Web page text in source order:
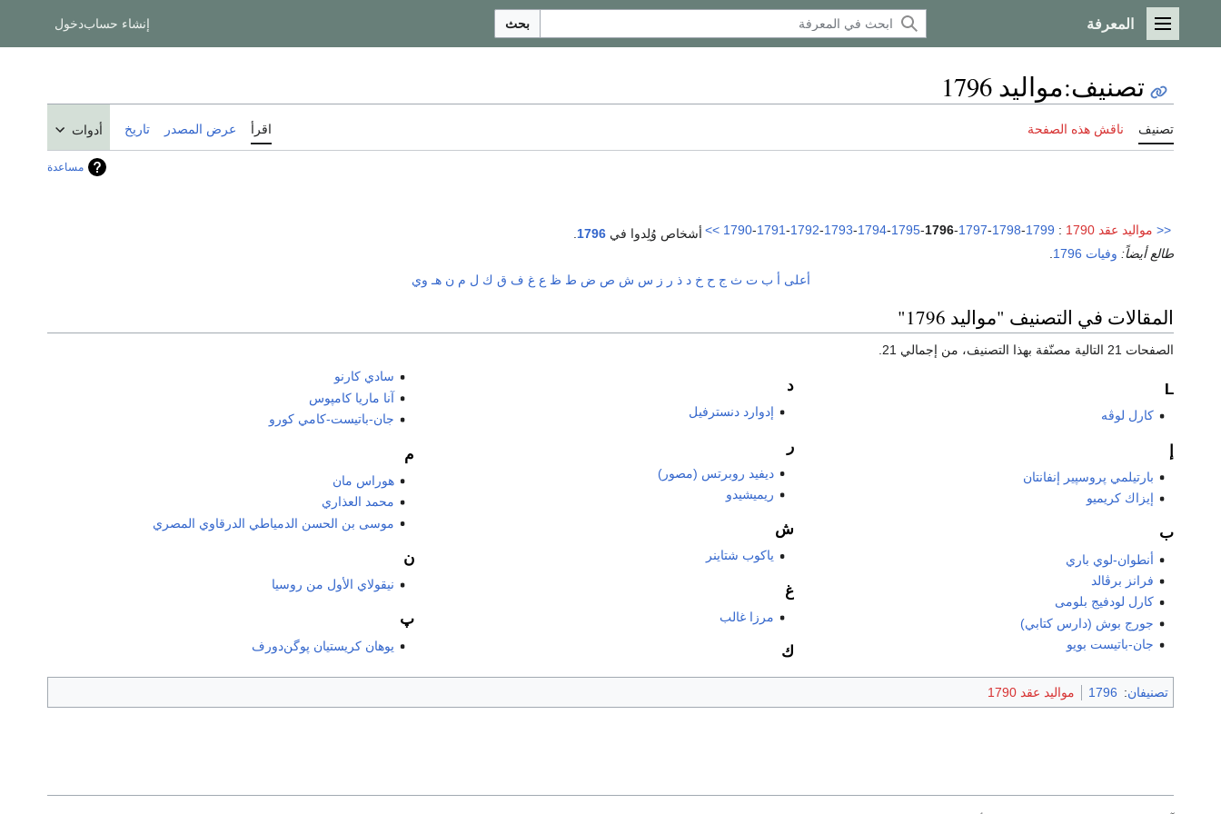
القائمة الرئيسية
المعرفة بحث إنشاء حسابدخول
تصنيف:مواليد 1796
تصنيف ناقش هذه الصفحة اقرأ عرض المصدر تاريخ أدوات
مساعدة
<< مواليد عقد 1790 :
1790-1791-1792-1793-1794-1795-1796-1797-1798-1799
>> أشخاص وُلِدوا في 1796
طالع أيضاً: وفيات 1796
أعلى أ ب ت ث ج ح خ د ذ ر ز س ش ص ض ط ظ ع غ ف ق ك ل م ن هـ وي
المقالات في التصنيف "مواليد 1796"
الصفحات 21 التالية مصنّفة بهذا التصنيف، من إجمالي 21.
L
كارل لوڤه
بارتيلمي پروسپير إنفانتان
إيزاك كريميو
ب
أنطوان-لوي باري
فرانز برڤالد
كارل لودفيج بلومى
جورج بوش (دارس كتابي)
جان-باتيست بويو
د
إدوارد دنسترفيل
ر
ديفيد روبرتس (مصور)
ريميشيدو
ش
ياكوب شتاينر
غ
مرزا غالب
ك
سادي كارنو
آنا ماريا كامپوس
جان-باتيست-كامي كورو
م
هوراس مان
محمد العذاري
موسى بن الحسن الدمياطي الدرقاوي المصري
ن
نيقولاي الأول من روسيا
پ
يوهان كريستيان پوگن‌دورف
تصنيفان:
1796 مواليد عقد 1790